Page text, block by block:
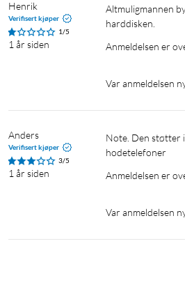
Henrik
Verifisert kjøper
1/5
1 år siden
Altmuligmannen byttet opp og ned harddisken jeg koblet til enheten. Det gjorde det umulig å jobbe mot filer som var på
harddisken.
Anmeldelsen er
Var anmeldelsen
Anders
Verifisert kjøper
3/5
1 år siden
Note. Den støtter ikke lading eller visning. Men liten og fleksibel hvis du har et webkamera og insisterer på kablede
hodetelefoner
Anmeldelsen er
Var anmeldelsen